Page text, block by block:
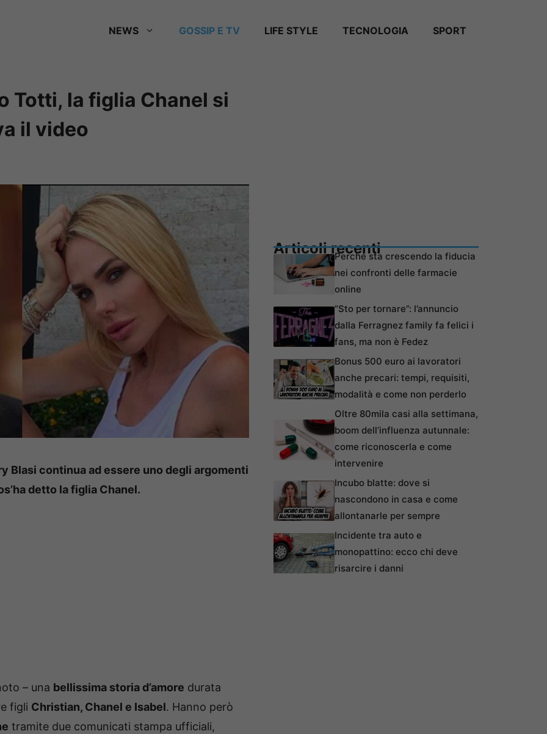
NEWS GOSSIP E TV LIFE STYLE TECNOLOGIA SPORT
Totti, la figlia Chanel si
il video
Blasi continua ad essere uno degli argomenti
detto la figlia Chanel.
– una bellissima storia d’amore durata
figli Christian, Chanel e Isabel. Hanno però
tramite due comunicati stampa ufficiali,
Articoli recentiPerché sta crescendo la fiducia
nei confronti delle farmacie
online
“Sto per tornare”: l’annuncio
dalla Ferragnez family fa felici i
fans, ma non è Fedez
Bonus 500 euro ai lavoratori
anche precari: tempi, requisiti,
modalità e come non perderlo
Oltre 80mila casi alla settimana,
boom dell’influenza autunnale:
come riconoscerla e come
intervenire
Incubo blatte: dove si
nascondono in casa e come
allontanarle per sempre
Incidente tra auto e
monopattino: ecco chi deve
risarcire i danni